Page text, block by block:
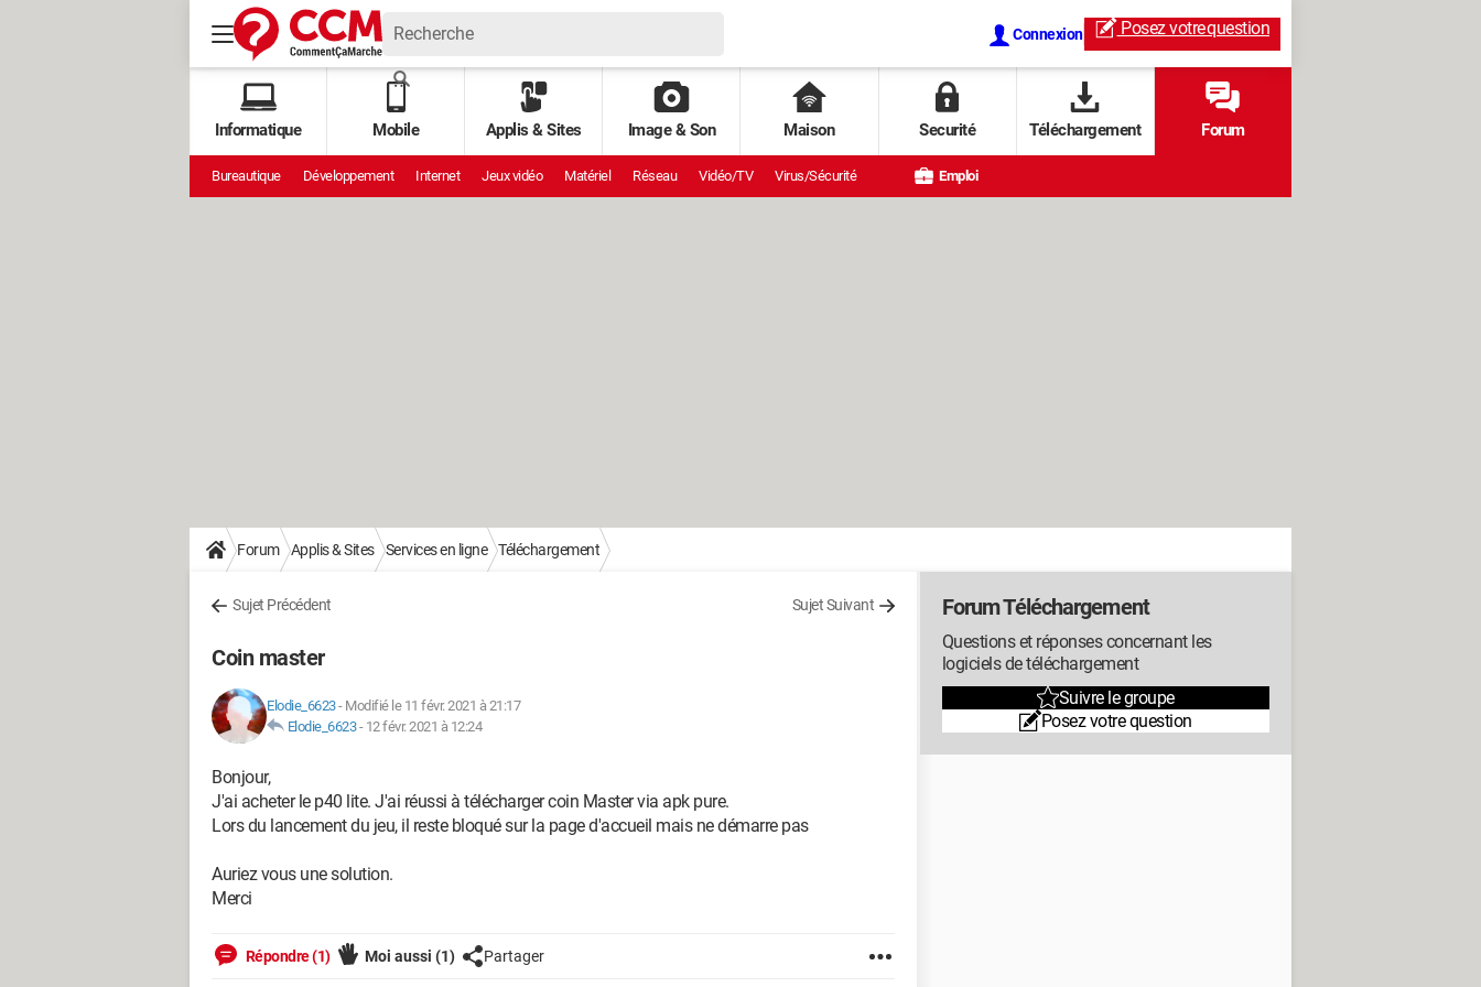
Connexion Posez votrequestion
Informatique Mobile Applis & Sites Image & Son Maison Securité Téléchargement Forum
Bureautique Développement Internet Jeux vidéo Matériel Réseau Vidéo/TV Virus/Sécurité Emploi
Forum Applis & Sites Services en ligne Téléchargement
Sujet Précédent Sujet Suivant
Coin master
Elodie_6623- Modifié le 11 févr. 2021 à 21:17
Elodie_6623- 12 févr. 2021 à 12:24
Bonjour,
J'ai acheter le p40 lite. J'ai réussi à télécharger coin Master via apk pure.
Lors du lancement du jeu, il reste bloqué sur la page d'accueil mais ne démarre pas
Auriez vous une solution.
Merci
Répondre (1) Moi aussi (1) Partager
Forum Téléchargement
Questions et réponses concernant les
logiciels de téléchargement
Suivre le groupe
Posez votre question